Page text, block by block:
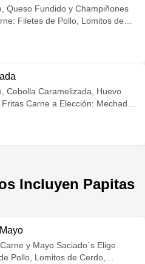
Queso Fundido y Champiñones
Filetes de Pollo, Lomitos de
por Champiñones
Cebolla Caramelizada, Huevo
Carne a Elección: Mechada,
Reemplaza la Carne por
Incluyen Papitas
y Mayo Saciado´s Elige
Pollo, Lomitos de Cerdo,